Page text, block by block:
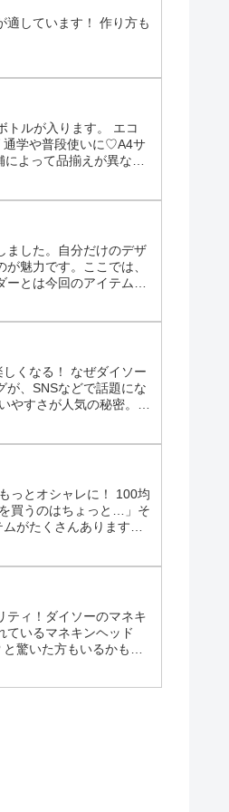
適しています！ 作り方も
トルが入ります。 エコ
学や普段使いに♡A4サ
よって品揃えが異な
ました。自分だけのデザ
魅力です。ここでは、
ーとは今回のアイテム
くなる！ なぜダイソー
が、SNSなどで話題にな
すさが人気の秘密。
っとオシャレに！ 100均
買うのはちょっと…」そ
がたくさんあります。
ティ！ダイソーのマネキ
ているマネキンヘッド
驚いた方もいるかもし